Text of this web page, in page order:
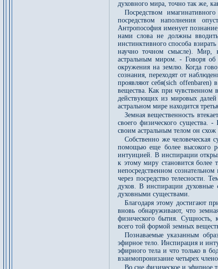
духовного мира, точно так же,
Посредством
посредством наполнения
Антропософия именует
нами слова не должны
инстинктивного способа
научно точном смысле). Мир, в
астральным миром. - Говоря
окружения на землю. Когда
сознания, переходят от
проявляют себя(sich offenbaren)
вещества. Как при чувственном
действующих из мировых
астральном мире находится
Земная вещественность
своего физического существа.
своим астральным телом он
Собственно же человеческая
помощью еще более высокого
интуицией. В инспирации
к этому миру становится более
непосредственном
через посредство телесности.
духов. В инспирации духовные
духовными существами.
Благодаря этому достигают
вновь обнаруживают, что
физического бытия. Сущность,
всего той формой земных
Познаваемые указанным
эфирное тело. Инспирация и
эфирного тела и что только в
взаимопронизание четырех
Во сне физическое и эфирное